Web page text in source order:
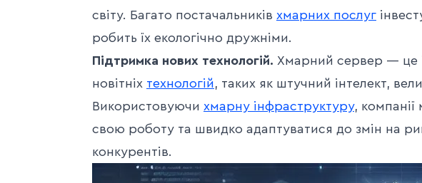
світу. Багато постачальників хмарних послуг
робить їх екологічно дружніми.
Підтримка нових технологій. Хмарний сервер — це
новітніх технологій, таких як штучний інтелект,
Використовуючи хмарну інфраструктуру, компанії
свою роботу та швидко адаптуватися до змін на
конкурентів.